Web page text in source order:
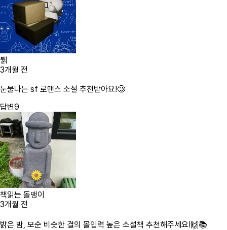
뷁
3개월 전
눈물나는 sf 로맨스 소설 추천받아요!🥲
답변9
책읽는 돌맹이
3개월 전
밝은 밤, 모순 비슷한 결의 몰입력 높은 소설책 추천해주세요!🙌📚